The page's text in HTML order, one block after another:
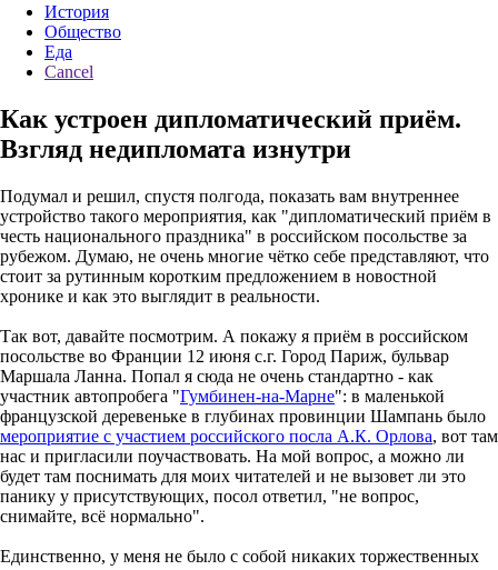
История
Общество
Еда
Cancel
Как устроен дипломатический приём.
Взгляд недипломата изнутри
Подумал и решил, спустя полгода, показать вам внутреннее
устройство такого мероприятия, как "дипломатический приём в
честь национального праздника" в российском посольстве за
рубежом. Думаю, не очень многие чётко себе представляют, что
стоит за рутинным коротким предложением в новостной
хронике и как это выглядит в реальности.
Так вот, давайте посмотрим. А покажу я приём в российском
посольстве во Франции 12 июня с.г. Город Париж, бульвар
Маршала Ланна. Попал я сюда не очень стандартно - как
участник автопробега "Гумбинен-на-Марне": в маленькой
французской деревеньке в глубинах провинции Шампань было
мероприятие с участием российского посла А.К. Орлова, вот там
нас и пригласили поучаствовать. На мой вопрос, а можно ли
будет там поснимать для моих читателей и не вызовет ли это
панику у присутствующих, посол ответил, "не вопрос,
снимайте, всё нормально".
Единственно, у меня не было с собой никаких торжественных